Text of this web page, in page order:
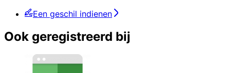
Een geschil indienen
Ook geregistreerd bij